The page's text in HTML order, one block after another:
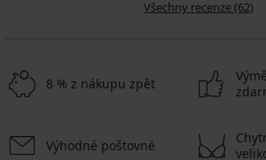
Všechny recenze (62)
8 % z nákupu zpět
Výhodné poštovné